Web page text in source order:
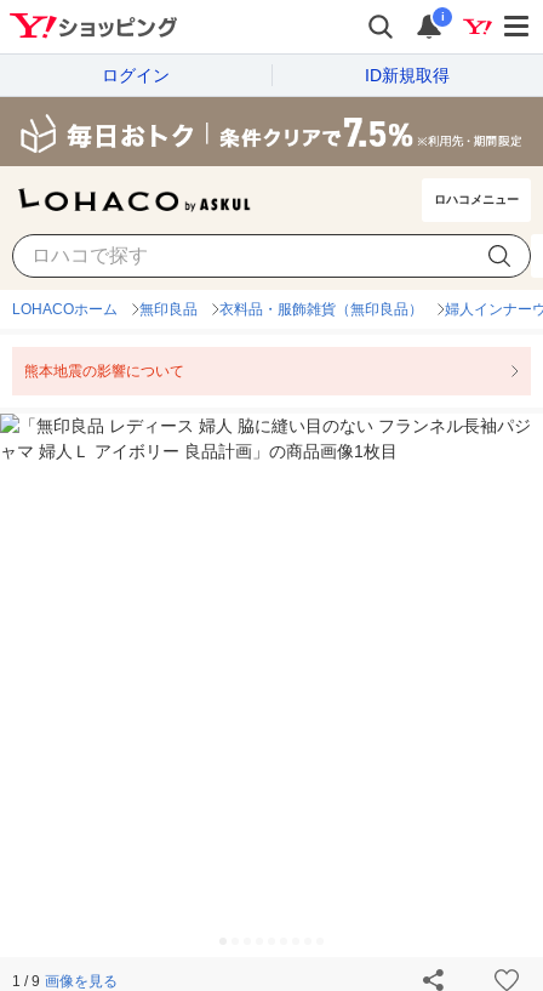
i
ログイン ID新規取得
ロハコメニュー
LOHACOホーム 無印良品 衣料品・服飾雑貨（無印良品） 婦人インナー
熊本地震の影響について
1 / 9 画像を見る